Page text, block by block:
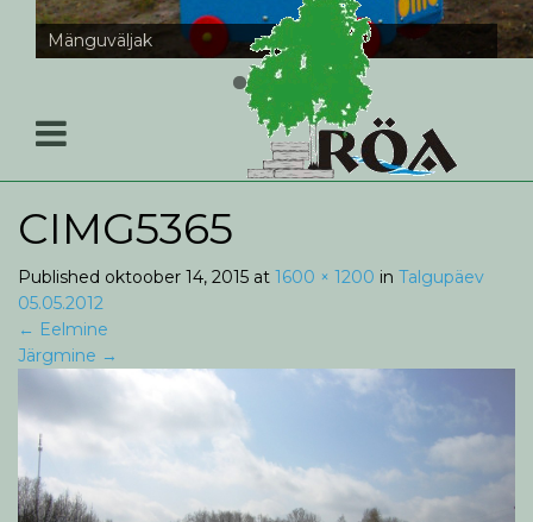
Mänguväljak
CIMG5365
Published oktoober 14, 2015 at 1600 × 1200 in Talgupäev
05.05.2012
← Eelmine
Järgmine →